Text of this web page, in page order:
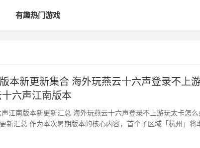
有趣热门游戏
本新更新集合 海外玩燕云十六声登录不上
六声江南版本
子区域「杭州」将率先